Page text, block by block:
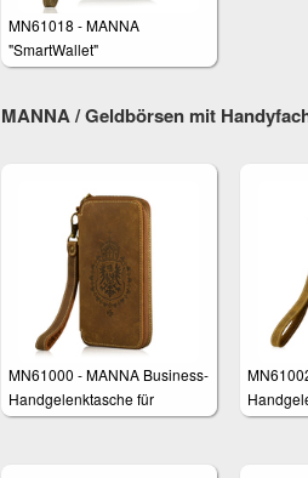
MN61018 - MANNA
"SmartWallet"
Handgelenktasche
MANNA / Geldbörsen mit
MN61000 - MANNA Business-
Handgelenktasche für
Smartphones
6 und 6